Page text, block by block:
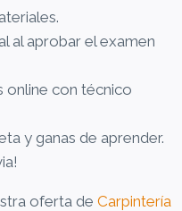
al aprobar el examen
online con técnico
y ganas de aprender.
oferta de Carpintería